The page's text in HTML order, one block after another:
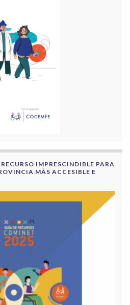
IMPRESCINDIBLE PARA
MÁS ACCESIBLE E